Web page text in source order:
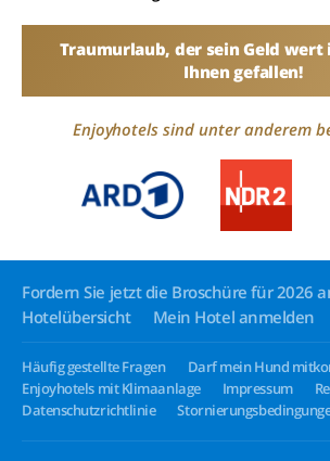
Traumurlaub, der sein Geld wert
Ihnen gefallen!
Enjoyhotels sind unter anderem
Fordern Sie jetzt die Broschüre für 2026
Hotelübersicht
Mein Hotel anmelden
Häufig gestellte Fragen
Darf mein Hund
Enjoyhotels mit Klimaanlage
Impressum
Datenschutzrichtlinie